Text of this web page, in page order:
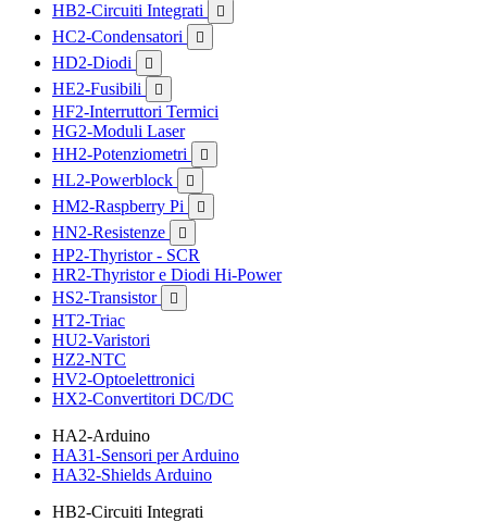
HB2-Circuiti Integrati 
HC2-Condensatori 
HD2-Diodi 
HE2-Fusibili 
HF2-Interruttori Termici
HG2-Moduli Laser
HH2-Potenziometri

HL2-Powerblock 
HM2-Raspberry Pi 
HN2-Resistenze 
HP2-Thyristor - SCR
HR2-Thyristor e Diodi Hi-Power
HS2-Transistor

HT2-Triac
HU2-Varistori
HZ2-NTC
HV2-Optoelettronici
HX2-Convertitori DC/DC
HA2-Arduino
HA31-Sensori per Arduino
HA32-Shields Arduino
HB2-Circuiti Integrati